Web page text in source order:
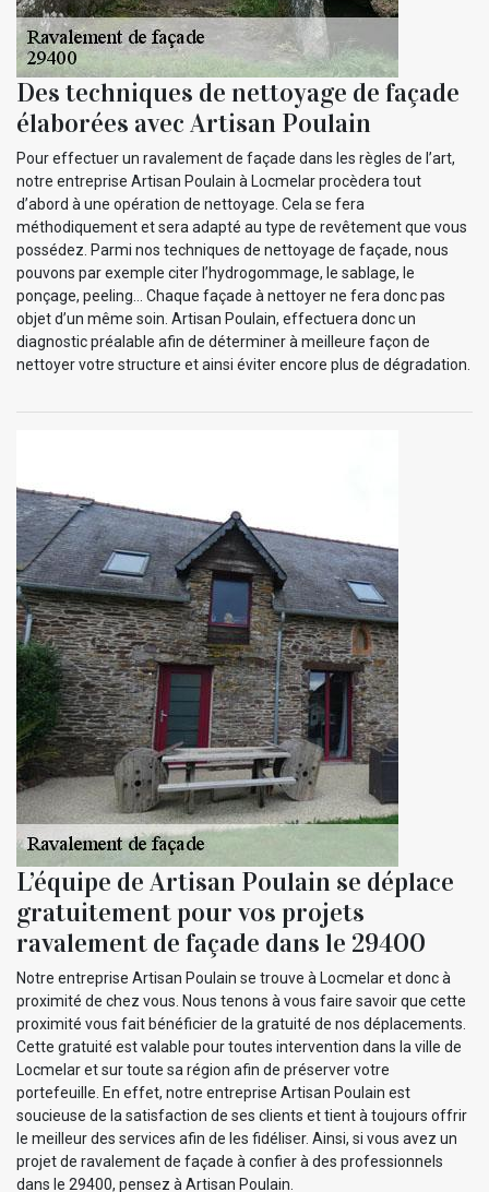
Des techniques de nettoyage de façade
élaborées avec Artisan Poulain
Pour effectuer un ravalement de façade dans les règles de l’art,
notre entreprise Artisan Poulain à Locmelar procèdera tout
d’abord à une opération de nettoyage. Cela se fera
méthodiquement et sera adapté au type de revêtement que vous
possédez. Parmi nos techniques de nettoyage de façade, nous
pouvons par exemple citer l’hydrogommage, le sablage, le
ponçage, peeling… Chaque façade à nettoyer ne fera donc pas
objet d’un même soin. Artisan Poulain, effectuera donc un
diagnostic préalable afin de déterminer à meilleure façon de
nettoyer votre structure et ainsi éviter encore plus de dégradation.
L’équipe de Artisan Poulain se déplace
gratuitement pour vos projets
ravalement de façade dans le 29400
Notre entreprise Artisan Poulain se trouve à Locmelar et donc à
proximité de chez vous. Nous tenons à vous faire savoir que cette
proximité vous fait bénéficier de la gratuité de nos déplacements.
Cette gratuité est valable pour toutes intervention dans la ville de
Locmelar et sur toute sa région afin de préserver votre
portefeuille. En effet, notre entreprise Artisan Poulain est
soucieuse de la satisfaction de ses clients et tient à toujours offrir
le meilleur des services afin de les fidéliser. Ainsi, si vous avez un
projet de ravalement de façade à confier à des professionnels
dans le 29400, pensez à Artisan Poulain.